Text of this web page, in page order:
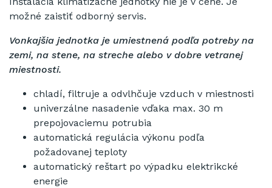
možné zaistiť odborný servis.
Vonkajšia jednotka je umiestnená podľa potreby na
zemi, na stene, na streche alebo v dobre vetranej
miestnosti.
chladí, filtruje a odvlhčuje vzduch v miestnosti
univerzálne nasadenie vďaka max. 30 m
prepojovaciemu potrubia
automatická regulácia výkonu podľa
požadovanej teploty
automatický reštart po výpadku elektrikcké
energie